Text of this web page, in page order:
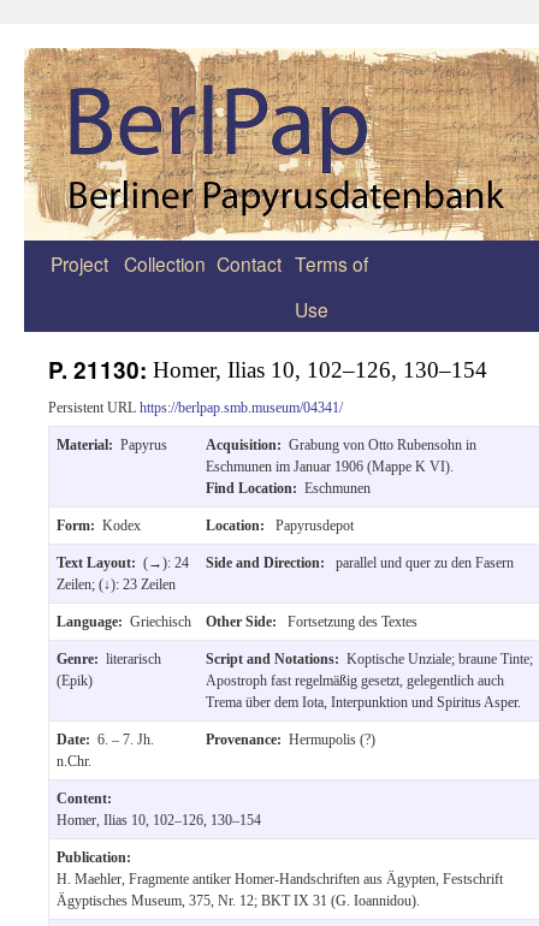
Zum
Project Collection Contact Terms of
Use
P. 21130: Homer, Ilias 10, 102–126, 130–154
Persistent URL https://berlpap.smb.museum/04341/
Material: Papyrus Acquisition: Grabung von Otto Rubensohn in
Eschmunen im Januar 1906 (Mappe K VI).
Find Location: Eschmunen
Form: Kodex Location: Papyrusdepot
Text Layout: (→): 24
Zeilen; (↓): 23 Zeilen
Side and Direction: parallel und quer zu den Fasern
Language: Griechisch Other Side: Fortsetzung des Textes
Genre: literarisch
(Epik)
Script and Notations: Koptische Unziale; braune Tinte;
Apostroph fast regelmäßig gesetzt, gelegentlich auch
Trema über dem Iota, Interpunktion und Spiritus Asper.
Date: 6. – 7. Jh.
n.Chr.
Provenance: Hermupolis (?)
Content:
Homer, Ilias 10, 102–126, 130–154
Publication:
H. Maehler, Fragmente antiker Homer-Handschriften aus Ägypten, Festschrift
Ägyptisches Museum, 375, Nr. 12; BKT IX 31 (G. Ioannidou).